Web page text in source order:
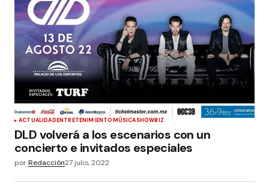
Enviar comentario
ACTUALIDADENTRETENIMIENTOMÚSICASHOWBIZ
DLD volverá a los escenarios con un
concierto e invitados especiales
porRedacción27 julio, 2022